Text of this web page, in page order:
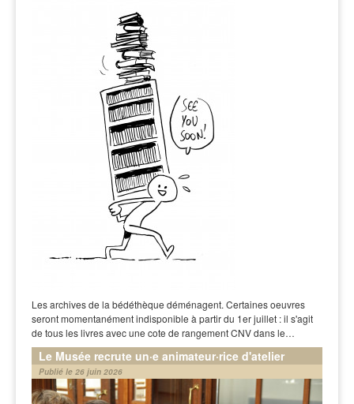
Les archives de la bédéthèque déménagent. Certaines oeuvres
seront momentanément indisponible à partir du 1er juillet : il s'agit
de tous les livres avec une cote de rangement CNV dans le…
Le Musée recrute un·e animateur·rice d'atelier
Publié le 26 juin 2026